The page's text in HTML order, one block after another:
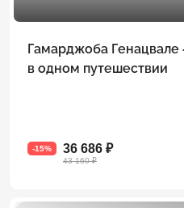
Гамарджоба Генацвале
в одном путешествии
-15% 36 686 ₽
43 160 ₽